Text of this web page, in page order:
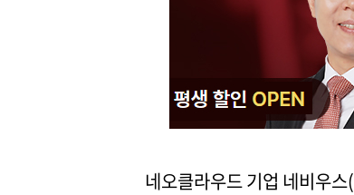
네오클라우드 기업 네비우스(